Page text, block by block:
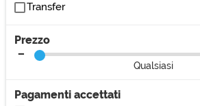
Transfer
Prezzo
Qualsiasi
Pagamenti accettati